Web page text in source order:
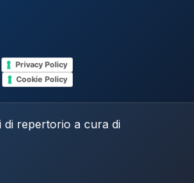
Privacy Policy
Cookie Policy
di repertorio a cura di